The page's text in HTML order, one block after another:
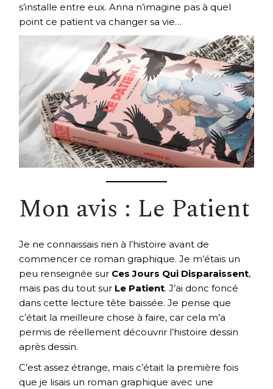
s’installe entre eux. Anna n’imagine pas à quel
point ce patient va changer sa vie…
Mon avis : Le Patient
Je ne connaissais rien à l’histoire avant de
commencer ce roman graphique. Je m’étais un
peu renseignée sur Ces Jours Qui Disparaissent,
mais pas du tout sur Le Patient. J’ai donc foncé
dans cette lecture tête baissée. Je pense que
c’était la meilleure chose à faire, car cela m’a
permis de réellement découvrir l’histoire dessin
après dessin.
C’est assez étrange, mais c’était la première fois
que je lisais un roman graphique avec une